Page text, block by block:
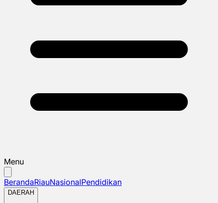
Menu
BerandaRiauNasionalPendidikan
DAERAH